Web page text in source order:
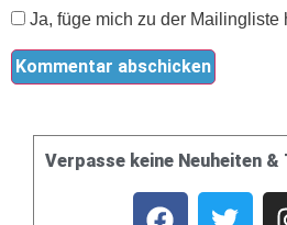
Ja, füge mich zu der Mailingliste
Verpasse keine Neuheiten &